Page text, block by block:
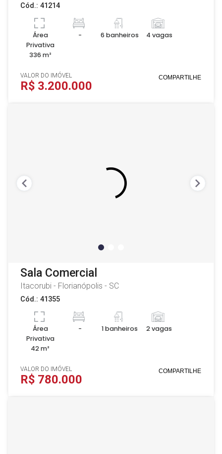
Cód.: 41214
Área
Privativa
336 m²
- 6 banheiros 4 vagas
VALOR DO IMÓVEL
R$ 3.200.000
COMPARTILHE
Sala Comercial
Itacorubi - Florianópolis - SC
Cód.: 41355
Área
Privativa
42 m²
- 1 banheiros 2 vagas
VALOR DO IMÓVEL
R$ 780.000
COMPARTILHE